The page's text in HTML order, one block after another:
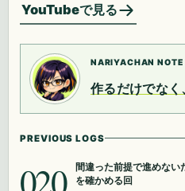
YouTubeで見る
NARIYACHAN NOTE
作るだけでなく
PREVIOUS LOGS
020
間違った前提で進めない
を確かめる回